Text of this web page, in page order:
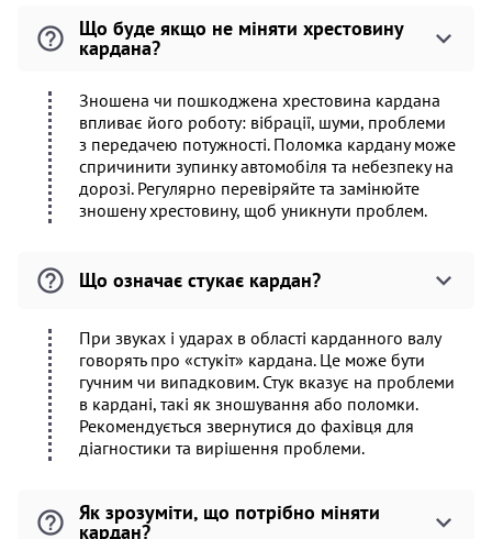
Що буде якщо не міняти хрестовину
кардана?
Зношена чи пошкоджена хрестовина кардана
впливає його роботу: вібрації, шуми, проблеми
з передачею потужності. Поломка кардану може
спричинити зупинку автомобіля та небезпеку на
дорозі. Регулярно перевіряйте та замінюйте
зношену хрестовину, щоб уникнути проблем.
Що означає стукає кардан?
При звуках і ударах в області карданного валу
говорять про «стукіт» кардана. Це може бути
гучним чи випадковим. Стук вказує на проблеми
в кардані, такі як зношування або поломки.
Рекомендується звернутися до фахівця для
діагностики та вирішення проблеми.
Як зрозуміти, що потрібно міняти
кардан?